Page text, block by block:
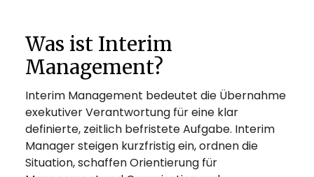
Was ist Interim
Management?
Interim Management bedeutet die Übernahme
exekutiver Verantwortung für eine klar
definierte, zeitlich befristete Aufgabe. Interim
Manager steigen kurzfristig ein, ordnen die
Situation, schaffen Orientierung für